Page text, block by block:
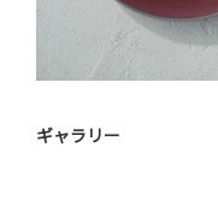
ギャラリー